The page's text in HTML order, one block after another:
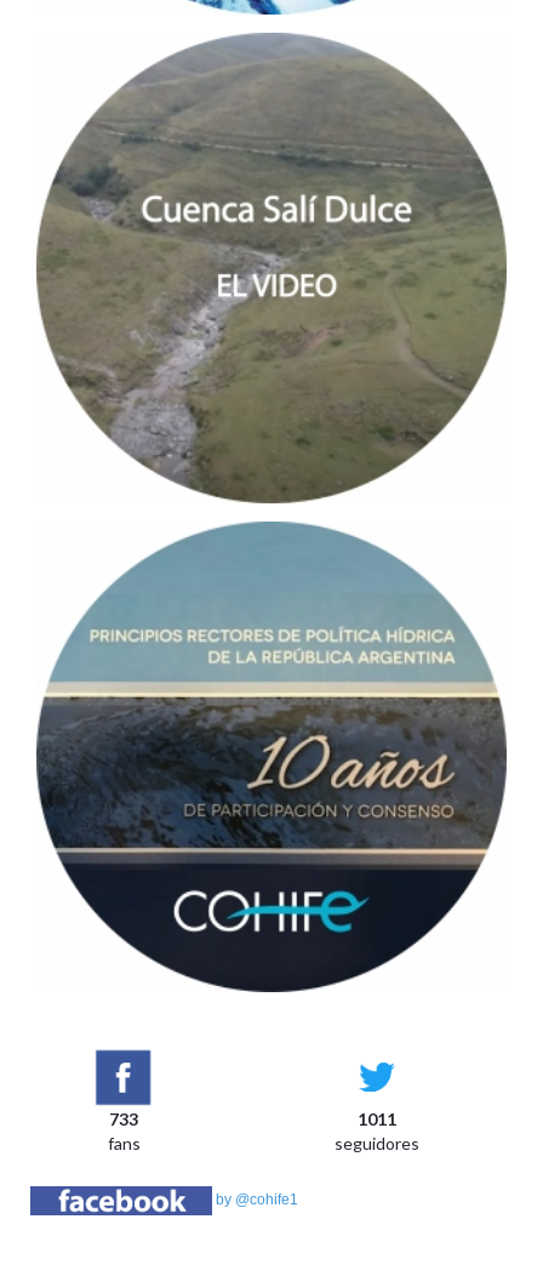
733
1011
fans
seguidores
by @cohife1